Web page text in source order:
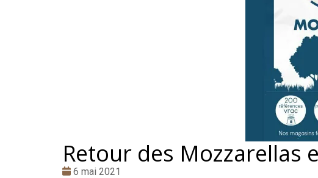
Retour des Mozzarellas
Date
6 mai 2021